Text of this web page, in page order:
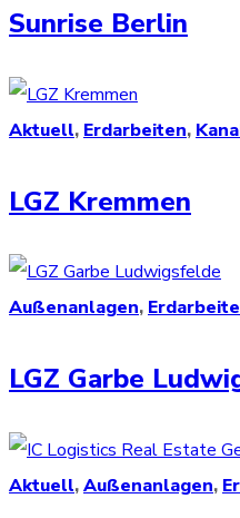
Sunrise Berlin
Aktuell, Erdarbeiten,
LGZ Kremmen
Außenanlagen,
LGZ Garbe
Aktuell,Außenanlagen,